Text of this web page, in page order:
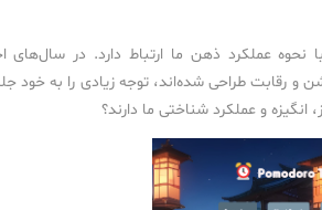
عملکرد ذهن ما ارتباط دارد. در سال‌های
و رقابت طراحی شده‌اند، توجه زیادی را به
انگیزه و عملکرد شناختی ما دارند؟